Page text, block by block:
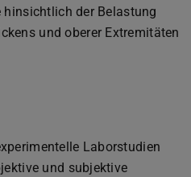
der Belastung
und oberer Extremitäten
Laborstudien
und subjektive